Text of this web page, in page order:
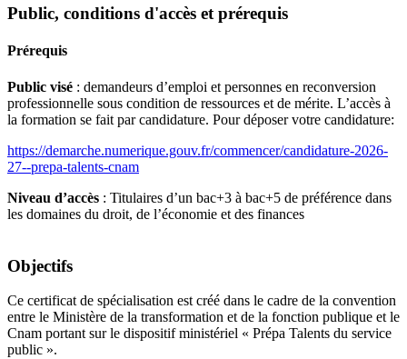
Public, conditions d'accès et prérequis
Prérequis
Public visé : demandeurs d’emploi et personnes en reconversion
professionnelle sous condition de ressources et de mérite. L’accès à
la formation se fait par candidature. Pour déposer votre candidature:
https://demarche.numerique.gouv.fr/commencer/candidature-2026-
27--prepa-talents-cnam
Niveau d’accès : Titulaires d’un bac+3 à bac+5 de préférence dans
les domaines du droit, de l’économie et des finances
Objectifs
Ce certificat de spécialisation est créé dans le cadre de la convention
entre le Ministère de la transformation et de la fonction publique et le
Cnam portant sur le dispositif ministériel « Prépa Talents du service
public ».